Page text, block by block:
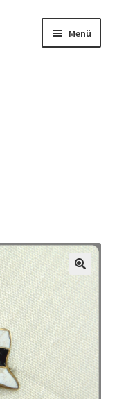
Menü